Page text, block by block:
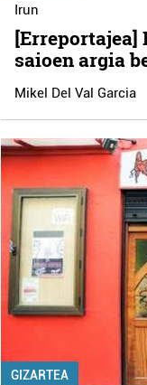
Irun
[Erreportajea]
saioen argia
Mikel Del Val Garcia
GIZARTEA